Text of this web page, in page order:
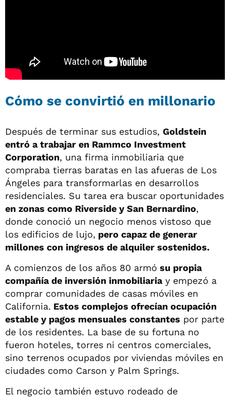
Cómo se convirtió en millonario
Después de terminar sus estudios, Goldstein
entró a trabajar en Rammco Investment
Corporation, una firma inmobiliaria que
compraba tierras baratas en las afueras de Los
Ángeles para transformarlas en desarrollos
residenciales. Su tarea era buscar oportunidades
en zonas como Riverside y San Bernardino,
donde conoció un negocio menos vistoso que
los edificios de lujo, pero capaz de generar
millones con ingresos de alquiler sostenidos.
A comienzos de los años 80 armó su propia
compañía de inversión inmobiliariay empezó a
comprar comunidades de casas móviles en
California. Estos complejos ofrecían ocupación
estable y pagos mensuales constantes por parte
de los residentes. La base de su fortuna no
fueron hoteles, torres ni centros comerciales,
sino terrenos ocupados por viviendas móviles en
ciudades como Carson y Palm Springs.
El negocio también estuvo rodeado de